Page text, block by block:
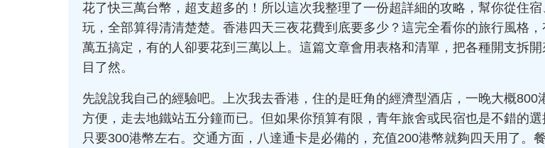
花了快三萬台幣，超支超多的！所以這次我整理了一份超詳細的攻略，幫你從住宿
玩，全部算得清清楚楚。香港四天三夜花費到底要多少？這完全看你的旅行風格
萬五搞定，有的人卻要花到三萬以上。這篇文章會用表格和清單，把各種開支拆
目了然。
先說說我自己的經驗吧。上次我去香港，住的是旺角的經濟型酒店，一晚大概800
方便，走去地鐵站五分鐘而已。但如果你預算有限，青年旅舍或民宿也是不錯的
只要300港幣左右。交通方面，八達通卡是必備的，充值200港幣就夠四天用了。